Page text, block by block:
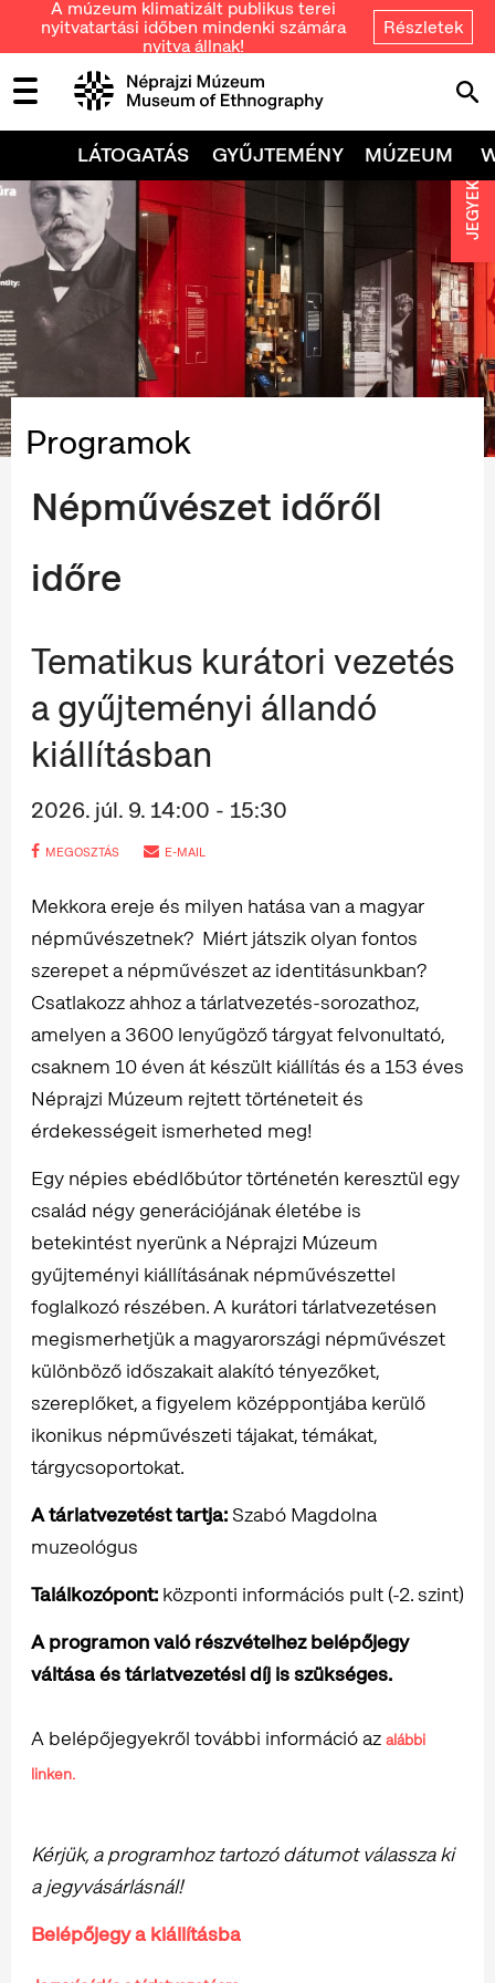
A múzeum klimatizált publikus terei
nyitvatartási időben mindenki számára
nyitva állnak!
Részletek
LÁTOGATÁS GYŰJTEMÉNY MÚZEUM
Programok
Népművészet időről
időre
Tematikus kurátori vezetés
a gyűjteményi állandó
kiállításban
2026. júl. 9. 14:00 - 15:30
MEGOSZTÁS E-MAIL
Mekkora ereje és milyen hatása van a magyar
népművészetnek? Miért játszik olyan fontos
szerepet a népművészet az identitásunkban?
Csatlakozz ahhoz a tárlatvezetés-sorozathoz,
amelyen a 3600 lenyűgöző tárgyat felvonultató,
csaknem 10 éven át készült kiállítás és a 153 éves
Néprajzi Múzeum rejtett történeteit és
érdekességeit ismerheted meg!
Egy népies ebédlőbútor történetén keresztül egy
család négy generációjának életébe is
betekintést nyerünk a Néprajzi Múzeum
gyűjteményi kiállításának népművészettel
foglalkozó részében. A kurátori tárlatvezetésen
megismerhetjük a magyarországi népművészet
különböző időszakait alakító tényezőket,
szereplőket, a figyelem középpontjába kerülő
ikonikus népművészeti tájakat, témákat,
tárgycsoportokat.
A tárlatvezetést tartja: Szabó Magdolna
muzeológus
Találkozópont: központi információs pult (-2. szint)
A programon való részvételhez belépőjegy
váltása és tárlatvezetési díj is szükséges.
A belépőjegyekről további információ az alábbi
linken.
Kérjük, a programhoz tartozó dátumot válassza ki
a jegyvásárlásnál!
Belépőjegy a kiállításba
JEGYEK